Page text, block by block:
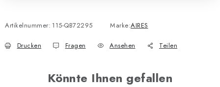
Artikelnummer: 115-QB72295 Marke:AIRES
Drucken Fragen Ansehen Teilen
Könnte Ihnen gefallen